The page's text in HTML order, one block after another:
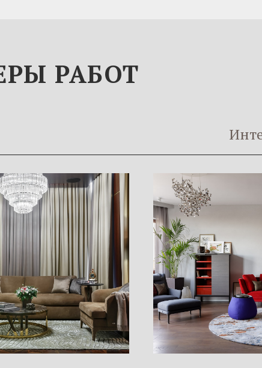
РАБОТ
для игры
гольф
Квартира